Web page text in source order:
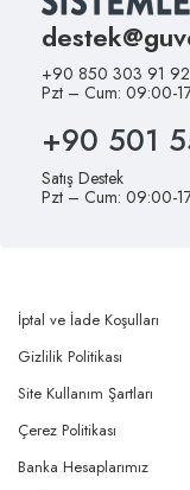
+90 850 303 91 92
Pzt – Cum: 09:00-
+90 501
Satış Destek
Pzt – Cum: 09:00-
İptal ve İade Koşulları
Gizlilik Politikası
Site Kullanım Şartları
Çerez Politikası
Banka Hesaplarımız